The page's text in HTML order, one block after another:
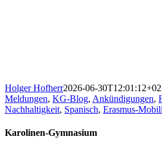
Holger Hofherr2026-06-
Meldungen, KG-Blog, Ankündigungen,
Nachhaltigkeit, Spanisch, Erasmus-
Karolinen-Gymnasium